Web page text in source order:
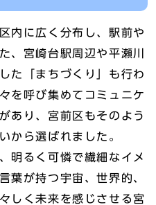
内に広く分布し、駅前や
、宮崎台駅周辺や平瀬川
た「まちづくり」も行わ
を呼び集めてコミュニケ
あり、宮前区もそのよう
から選ばれました。
明るく可憐で繊細なイメ
葉が持つ宇宙、世界的、
しく未来を感じさせる宮